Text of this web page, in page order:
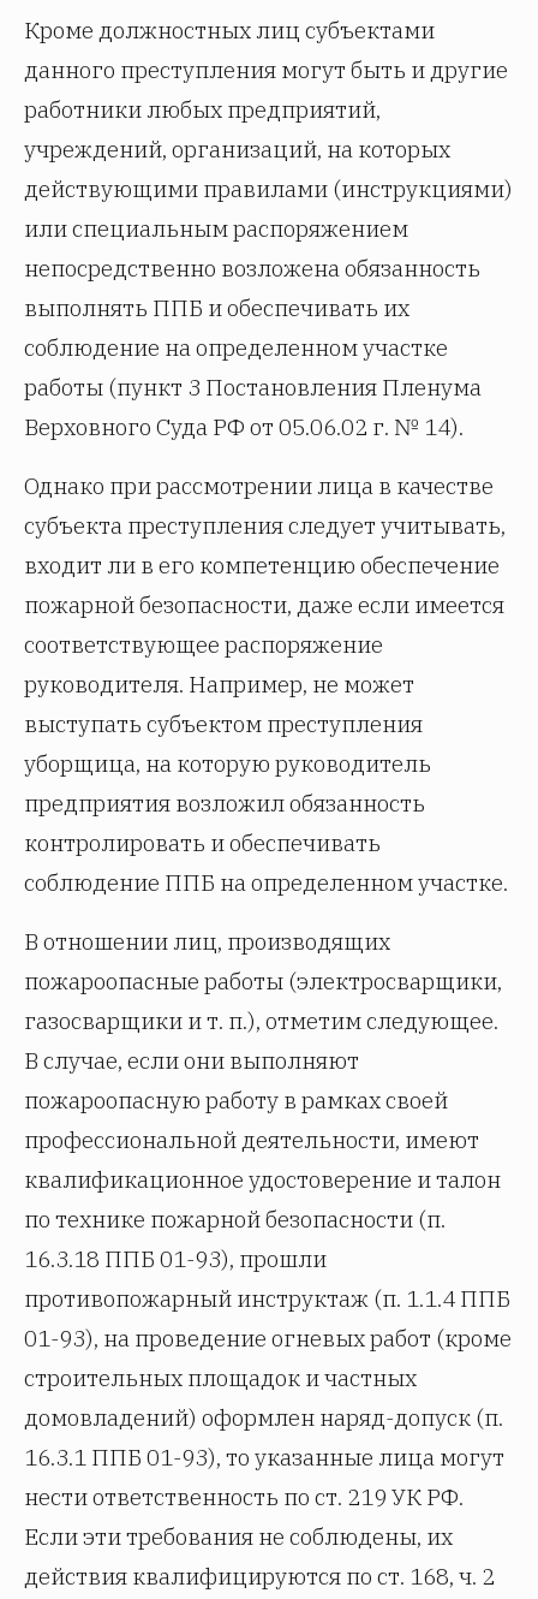
Кроме должностных лиц субъектами
данного преступления могут быть и другие
работники любых предприятий,
учреждений, организаций, на которых
действующими правилами (инструкциями)
или специальным распоряжением
непосредственно возложена обязанность
выполнять ППБ и обеспечивать их
соблюдение на определенном участке
работы (пункт 3 Постановления Пленума
Верховного Суда РФ от 05.06.02 г. № 14).
Однако при рассмотрении лица в качестве
субъекта преступления следует учитывать,
входит ли в его компетенцию обеспечение
пожарной безопасности, даже если имеется
соответствующее распоряжение
руководителя. Например, не может
выступать субъектом преступления
уборщица, на которую руководитель
предприятия возложил обязанность
контролировать и обеспечивать
соблюдение ППБ на определенном участке.
В отношении лиц, производящих
пожароопасные работы (электросварщики,
газосварщики и т. п.), отметим следующее.
В случае, если они выполняют
пожароопасную работу в рамках своей
профессиональной деятельности, имеют
квалификационное удостоверение и талон
по технике пожарной безопасности (п.
16.3.18 ППБ 01-93), прошли
противопожарный инструктаж (п. 1.1.4 ППБ
01-93), на проведение огневых работ (кроме
строительных площадок и частных
домовладений) оформлен наряд-допуск (п.
16.3.1 ППБ 01-93), то указанные лица могут
нести ответственность по ст. 219 УК РФ.
Если эти требования не соблюдены, их
действия квалифицируются по ст. 168, ч. 2